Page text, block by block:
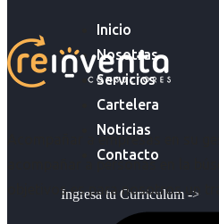
Inicio
Nosotras
Servicios
Cartelera
Noticias
Contacto
Ingresa tu Curriculum ->
Acompañar a empresas en su
acompañar a personas en la
objetivos es para nosotros un